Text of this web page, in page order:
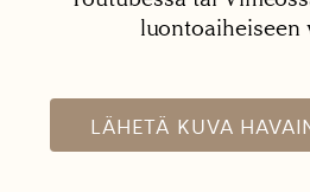
luontoaiheiseen
LÄHETÄ KUVA